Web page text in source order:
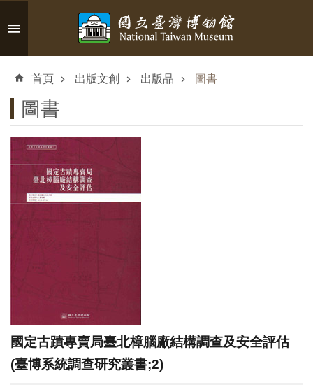
跳到主要內容區塊
搜
認
博
訊
展
首頁 出版文創 出版品 圖書
圖書
國定古蹟專賣局臺北樟腦廠結構調查及安全評估
(臺博系統調查研究叢書;2)